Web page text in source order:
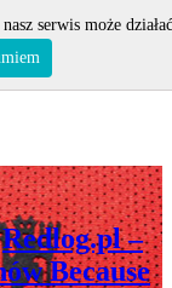
Redlog.pl –
Because
serwis może